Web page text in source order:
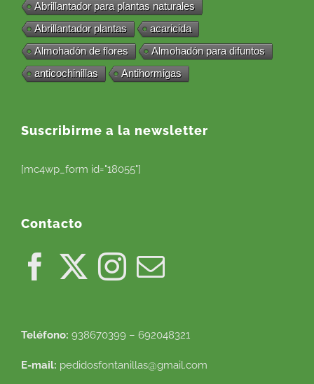
Abrillantador para plantas naturales
Abrillantador plantas
acaricida
Almohadón de flores
Almohadón para difuntos
anticochinillas
Antihormigas
Suscribirme a la newsletter
[mc4wp_form id="18055"]
Contacto
Teléfono: 938670399 – 692048321
E-mail: pedidosfontanillas@gmail.com